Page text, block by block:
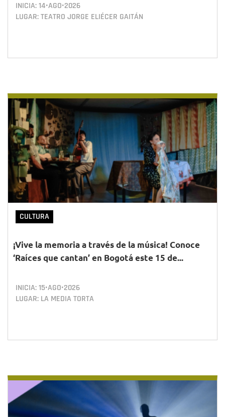
INICIA:14•AGO•2026
LUGAR: TEATRO JORGE ELIÉCER GAITÁN
CULTURA
¡Vive la memoria a través de la música! Conoce
‘Raíces que cantan’ en Bogotá este 15 de...
INICIA:15•AGO•2026
LUGAR: LA MEDIA TORTA